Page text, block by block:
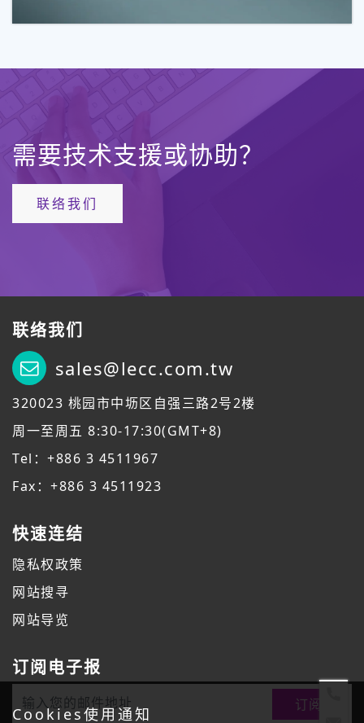
需要技术支援或协助？
联络我们
联络我们
sales@lecc.com.tw
320023 桃园市中坜区自强三路2号2楼
周一至周五 8:30-17:30(GMT+8)
Tel：+886 3 4511967
Fax：+886 3 4511923
快速连结
隐私权政策
网站搜寻
网站导览
订阅电子报
Cookies使用通知